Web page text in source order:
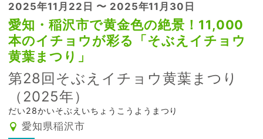
2025年11月22日 〜 2025年11月30日
愛知・稲沢市で黄金色の絶景！11,000
本のイチョウが彩る「そぶえイチョウ
黄葉まつり」
第28回そぶえイチョウ黄葉まつり
（2025年）
だい28かいそぶえいちょうこうようまつり
愛知県稲沢市